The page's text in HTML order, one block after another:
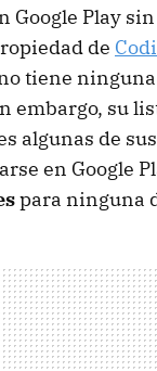
Google Play
de
tiene
embargo, su
algunas de
en Google
para ninguna